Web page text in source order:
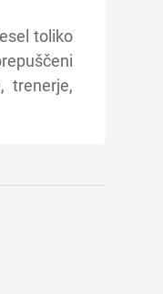
toliko
trenerje,